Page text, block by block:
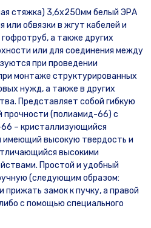
стяжка) 3,6х250мм белый ЭРА
или обвязки в жгут кабелей и
а также других
или для соединения между
при проведении
монтаже структурированных
нужд, а также в других
Представляет собой гибкую
прочности (полиамид-66) с
– кристаллизующийся
имеющий высокую твердость и
высокими
Простой и удобный
(следующим образом:
прижать замок к пучку, а правой
с помощью специального